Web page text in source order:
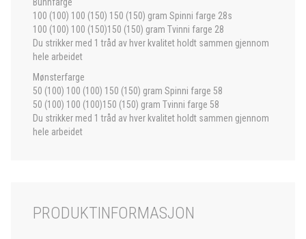
100 (100) 100 (150) 150 (150) gram Spinni farge 28s
100 (100) 100 (150)150 (150) gram Tvinni farge 28
Du strikker med 1 tråd av hver kvalitet holdt sammen gjennom
hele arbeidet
Mønsterfarge
50 (100) 100 (100) 150 (150) gram Spinni farge 58
50 (100) 100 (100)150 (150) gram Tvinni farge 58
Du strikker med 1 tråd av hver kvalitet holdt sammen gjennom
hele arbeidet
PRODUKTINFORMASJON